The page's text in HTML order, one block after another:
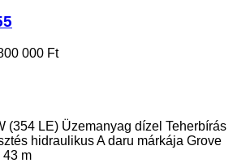
000 Ft
(354 LE) Üzemanyag dízel Teherbírás
hidraulikusA daru márkája Grove
43 m